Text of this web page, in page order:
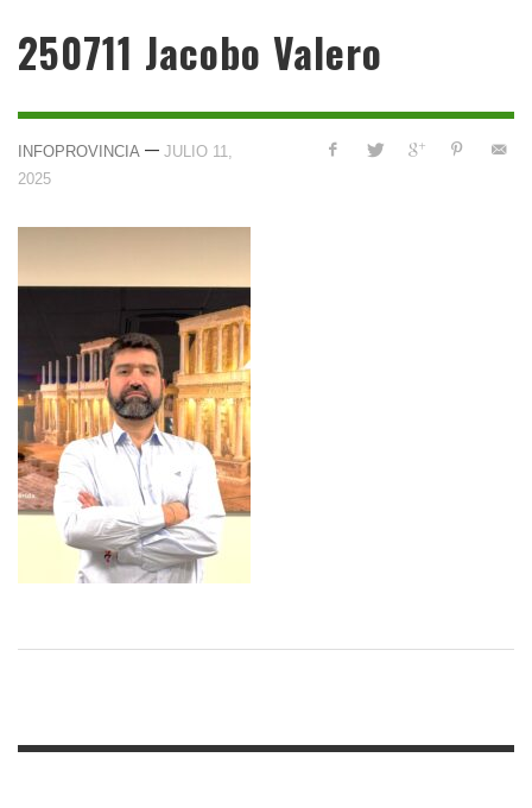
250711 Jacobo Valero
INFOPROVINCIA — JULIO 11,
2025